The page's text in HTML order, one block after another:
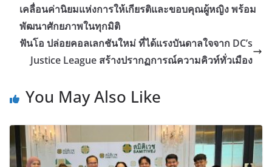
เคลื่อนค่านิยมแห่งการให้เกียรติและขอบคุณผู้หญิง พร้อม
พัฒนาศักยภาพในทุกมิติ
ฟันโอ ปล่อยคอลเลกชันใหม่ ที่ได้แรงบันดาลใจจาก DC’s
Justice League สร้างปรากฏการณ์ความคิวท์ทั่วเมือง
You May Also Like